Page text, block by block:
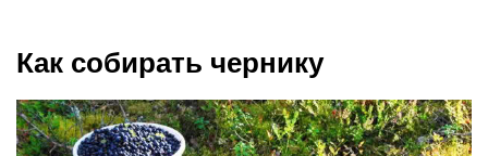
Как собирать чернику